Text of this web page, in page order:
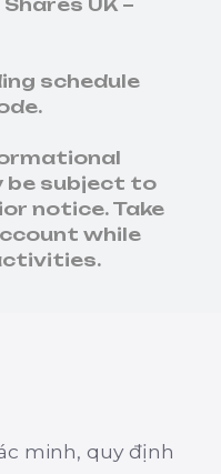
UK –
schedule
be subject to
notice. Take
while